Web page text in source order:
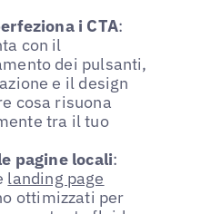
i CTA:
con il
dei pulsanti,
e il design
cosa risuona
tra il tuo
pagine locali:
landing page
ottimizzati per